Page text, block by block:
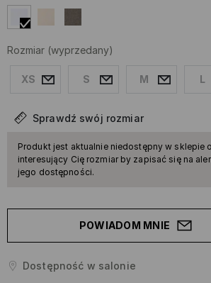
Rozmiar (wyprzedany)
XS S M L
Sprawdź swój rozmiar
Produkt jest aktualnie niedostępny w sklepie
interesujący Cię rozmiar by zapisać się na
jego dostępności.
POWIADOM MNIE
Dostępność w salonie